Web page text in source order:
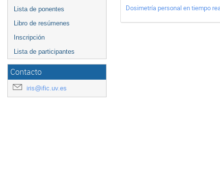
Lista de ponentes
Libro de resúmenes
Inscripción
Lista de participantes
Contacto
iris@ific.uv.es
Dosimetría personal en tiempo